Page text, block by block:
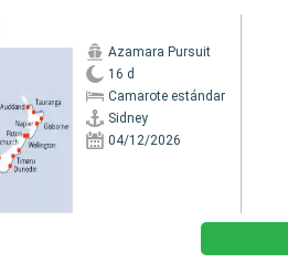
Azamara Pursuit
16 d
Camarote estándar
Sidney
04/12/2026